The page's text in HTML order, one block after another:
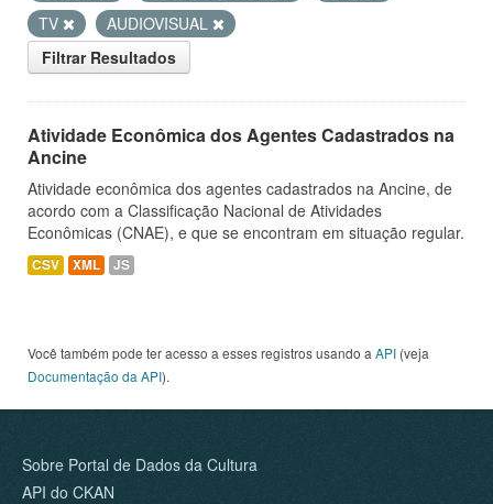
TV
AUDIOVISUAL
Filtrar Resultados
Atividade Econômica dos Agentes Cadastrados na
Ancine
Atividade econômica dos agentes cadastrados na Ancine, de
acordo com a Classificação Nacional de Atividades
Econômicas (CNAE), e que se encontram em situação regular.
CSV XML JS
Você também pode ter acesso a esses registros usando a API (veja
Documentação da API).
Sobre Portal de Dados da Cultura
API do CKAN